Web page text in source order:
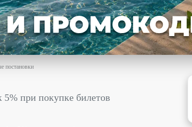
постановки
билетов со скидкой 50% - Кассир.ру в Екатеринбурге
при покупке билетов